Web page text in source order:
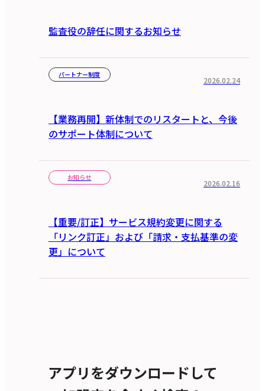
監査役の辞任に関するお知らせ
パートナー制度
2026.02.24
【業務再開】新体制でのリスタートと、今後
のサポート体制について
お知らせ
2026.02.16
【重要/訂正】サービス規約変更に関する
「リンク訂正」および「請求・支払基準の変
更」について
アプリをダウンロードして